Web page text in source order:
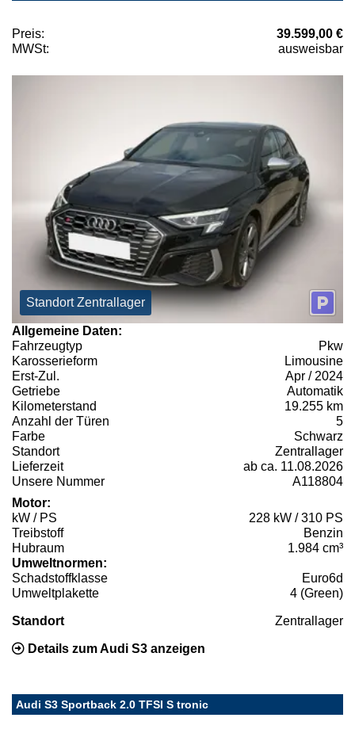
Preis:
39.599,00 €
MWSt:
ausweisbar
Standort Zentrallager
Allgemeine Daten:
Fahrzeugtyp
Pkw
Karosserieform
Limousine
Erst-Zul.
Apr / 2024
Getriebe
Automatik
Kilometerstand
19.255 km
Anzahl der Türen
5
Farbe
Schwarz
Standort
Zentrallager
Lieferzeit
ab ca. 11.08.2026
Unsere Nummer
A118804
Motor:
kW / PS
228 kW / 310 PS
Treibstoff
Benzin
Hubraum
1.984 cm³
Umweltnormen:
Schadstoffklasse
Euro6d
Umweltplakette
4 (Green)
Standort Zentrallager
Details zum Audi S3 anzeigen
Audi S3 Sportback 2.0 TFSI S tronic